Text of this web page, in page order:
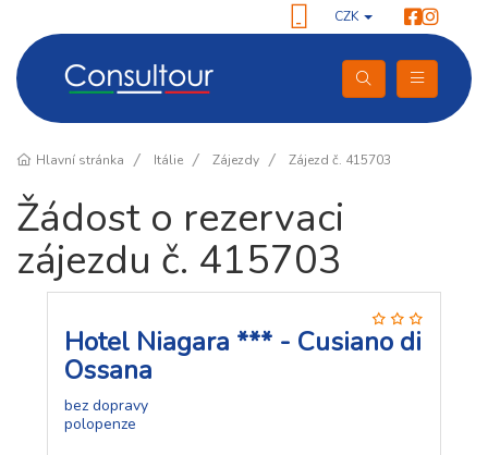
CZK
Hlavní stránka Itálie Zájezdy Zájezd č. 415703
Žádost o rezervaci
zájezdu č. 415703
Hotel Niagara *** - Cusiano di
Ossana
bez dopravy
polopenze